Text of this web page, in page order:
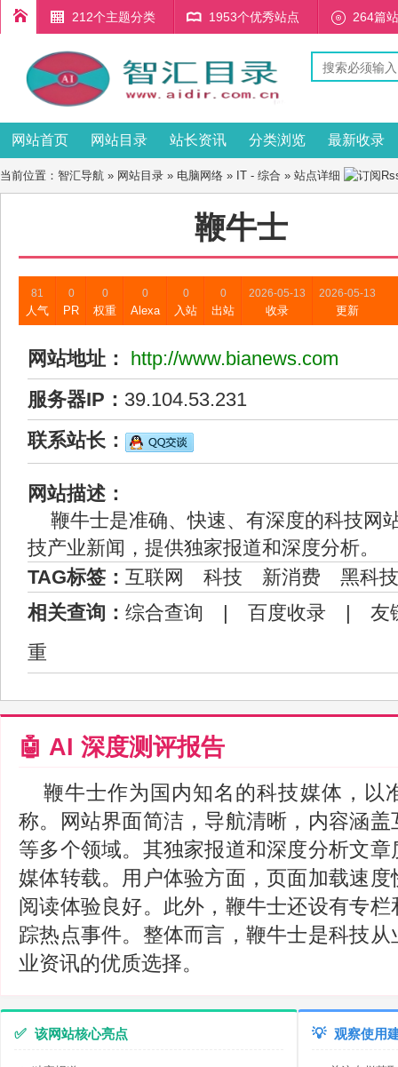
212个主题分类 1953个优秀站点 264篇
网站首页 网站目录 站长资讯 分类浏览 最新收录
当前位置： 智汇导航 » 网站目录 » 电脑网络 » IT - 综合 » 站点详细
鞭牛士
81
人气
0
PR
0
权重
0
Alexa
0
入站
0
出站
2026-05-13
收录
2026-05-13
更新
网站地址：
http://www.bianews.com
服务器IP： 39.104.53.231
联系站长：
网站描述：
鞭牛士是准确、快速、有深度的科技网
技产业新闻，提供独家报道和深度分析。
TAG标签： 互联网 科技 新消费
黑科技
相关查询： 综合查询 | 百度收录 | 友
重
🤖 AI 深度测评报告
鞭牛士作为国内知名的科技媒体，以
称。网站界面简洁，导航清晰，内容涵
等多个领域。其独家报道和深度分析文
媒体转载。用户体验方面，页面加载速
阅读体验良好。此外，鞭牛士还设有专
踪热点事件。整体而言，鞭牛士是科技
业资讯的优质选择。
✅ 该网站核心亮点 💡 观察使用